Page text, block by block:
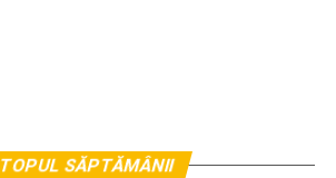
TOPUL SĂPTĂMÂNII